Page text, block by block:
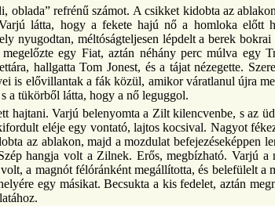
oblada” refrénű számot. A csikket kidobta az
látta, hogy a fekete hajú nő a homloka előtt
nyugodtan, méltóságteljesen lépdelt a berek
egy Fiat, aztán néhány perc múlva egy
hallgatta Tom Jonest, és a tájat nézegette.
is elővillantak a fák közül, amikor váratlanul újra
a tükörből látta, hogy a nő leguggol.
hajtani. Varjú belenyomta a Zilt kilencvenbe, s az
eléje egy vontató, lajtos kocsival. Nagyot
az ablakon, majd a mozdulat befejezéseképpen
hangja volt a Zilnek. Erős, megbízható. Varjú
a magnót félóránként megállította, és belefülelt
egy másikat. Becsukta a kis fedelet, aztán